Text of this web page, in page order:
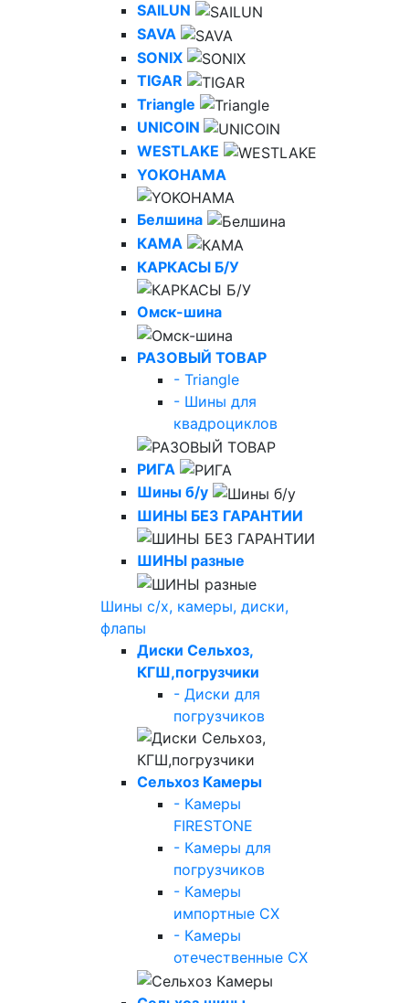
SAILUN
SAVA
SONIX
TIGAR
Triangle
UNICOIN
WESTLAKE
YOKOHAMA
Белшина
КАМА
КАРКАСЫ Б/У
Омск-шина
РАЗОВЫЙ ТОВАР
- Triangle
- Шины для
квадроциклов
РИГА
Шины б/у
ШИНЫ БЕЗ ГАРАНТИИ
ШИНЫ разные
Шины с/х, камеры, диски,
флапы
Диски Сельхоз,
КГШ,погрузчики
- Диски для
погрузчиков
Сельхоз Камеры
- Камеры
FIRESTONE
- Камеры для
погрузчиков
- Камеры
импортные СХ
- Камеры
отечественные СХ